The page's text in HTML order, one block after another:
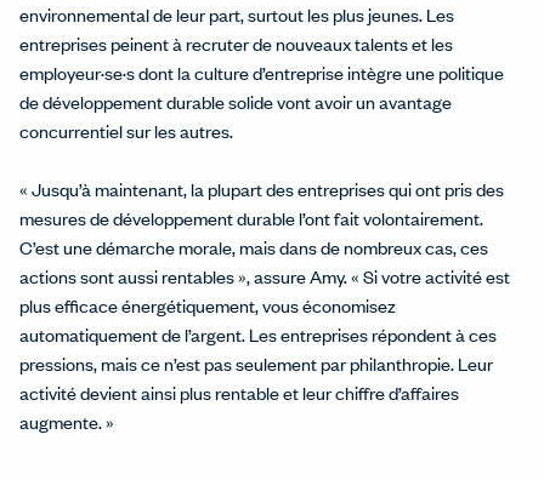
environnemental de leur part, surtout les plus jeunes. Les
entreprises peinent à recruter de nouveaux talents et les
employeur·se·s dont la culture d’entreprise intègre une politique
de développement durable solide vont avoir un avantage
concurrentiel sur les autres.
« Jusqu’à maintenant, la plupart des entreprises qui ont pris des
mesures de développement durable l’ont fait volontairement.
C’est une démarche morale, mais dans de nombreux cas, ces
actions sont aussi rentables », assure Amy. « Si votre activité est
plus efficace énergétiquement, vous économisez
automatiquement de l’argent. Les entreprises répondent à ces
pressions, mais ce n’est pas seulement par philanthropie. Leur
activité devient ainsi plus rentable et leur chiffre d’affaires
augmente. »